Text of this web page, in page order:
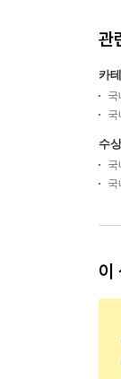
관
카
국
국
수
국
국
이